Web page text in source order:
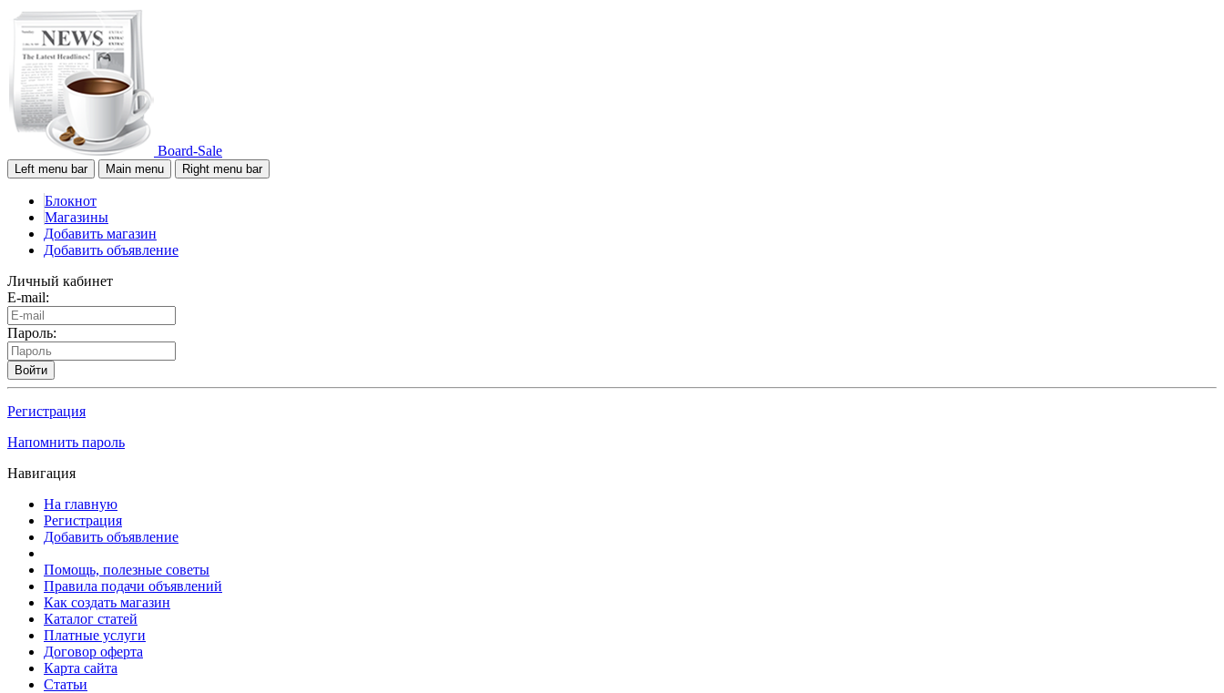
Board-Sale
Left menu bar Main menu Right menu bar
Блокнот
Магазины
Добавить магазин
Добавить объявление
Личный кабинет
E-mail:
Пароль:
Войти
Регистрация
Напомнить пароль
Навигация
На главную
Регистрация
Добавить объявление
Помощь, полезные советы
Правила подачи объявлений
Как создать магазин
Каталог статей
Платные услуги
Договор оферта
Карта сайта
Статьи